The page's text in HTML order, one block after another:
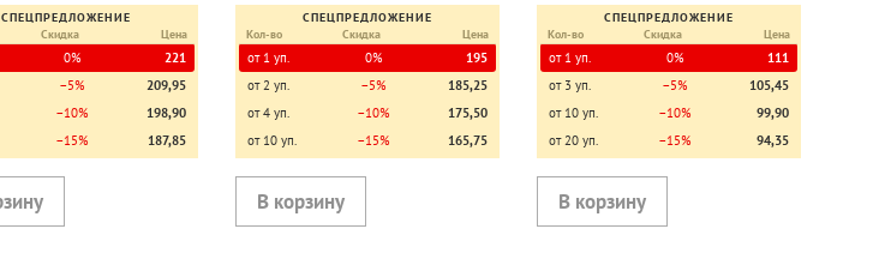
СПЕЦПРЕДЛОЖЕНИЕ
Скидка Цена
0%
221
−5%
209,95
−10%
198,90
−15% 187,85
СПЕЦПРЕДЛОЖЕНИЕ
Кол-во
Скидка Цена
от 1 уп. 0%
195
от 2 уп.
−5%
185,25
от 4 уп.
−10%
175,50
от 10 уп.
−15% 165,75
СПЕЦПРЕДЛОЖЕНИЕ
Кол-во
Скидка Цена
от 1 уп. 0%
111
от 3 уп.
−5%
105,45
от 10 уп.
−10%
99,90
от 20 уп.
−15% 94,35